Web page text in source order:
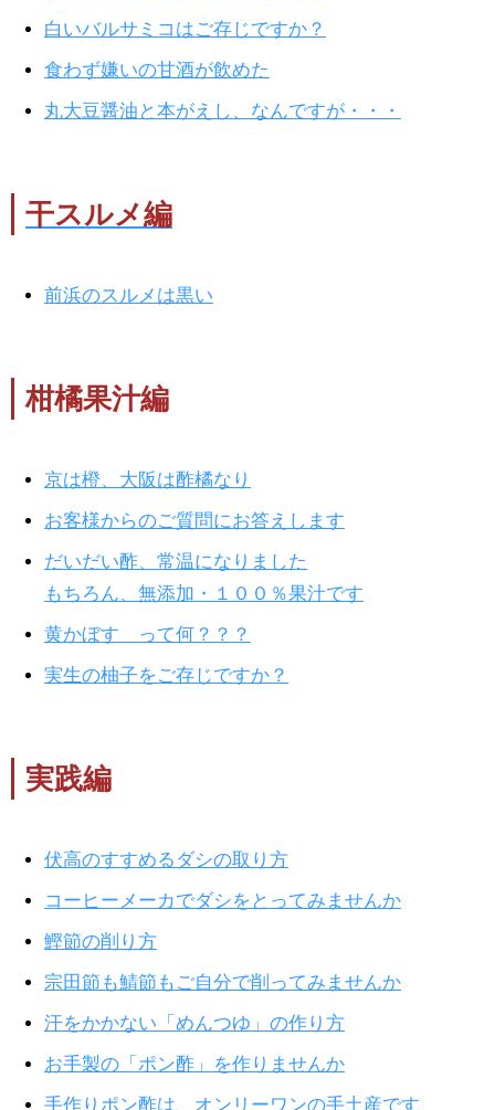
白いバルサミコはご存じですか？
食わず嫌いの甘酒が飲めた
丸大豆醤油と本がえし、なんですが・・・
干スルメ編
前浜のスルメは黒い
柑橘果汁編
京は橙、大阪は酢橘なり
お客様からのご質問にお答えします
だいだい酢、常温になりました
もちろん、無添加・１００％果汁です
黄かぼす って何？？？
実生の柚子をご存じですか？
実践編
伏高のすすめるダシの取り方
コーヒーメーカでダシをとってみませんか
鰹節の削り方
宗田節も鯖節もご自分で削ってみませんか
汗をかかない「めんつゆ」の作り方
お手製の「ポン酢」を作りませんか
手作りポン酢は、オンリーワンの手土産です